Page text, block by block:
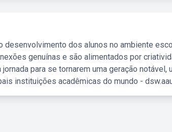
desenvolvimento dos alunos no ambiente
genuínas e são alimentados por
para se tornarem uma geração notável,
instituições acadêmicas do mundo -